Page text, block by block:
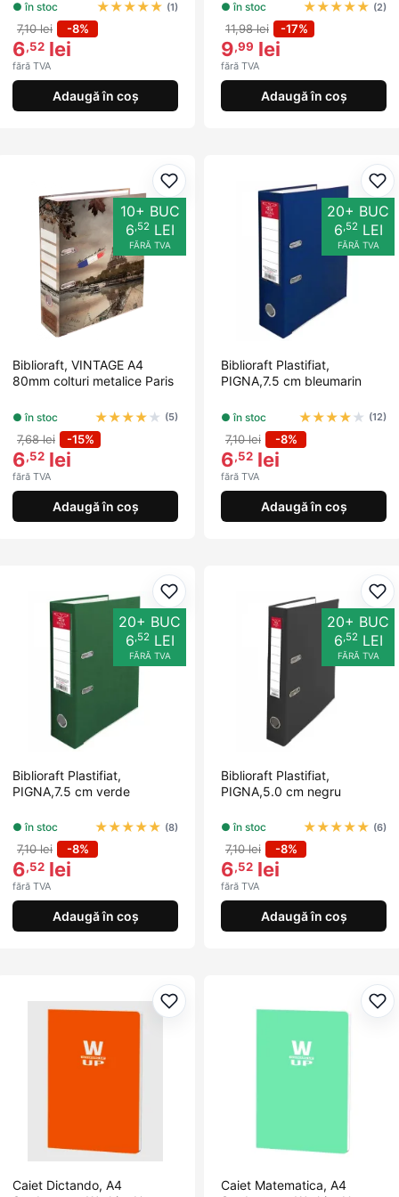
● în stoc ★★★★★ (1)
7,10 lei -8%
6,52 lei
fără TVA
Adaugă în coș
● în stoc ★★★★★ (2)
11,98 lei -17%
9,99 lei
fără TVA
Adaugă în coș
Adaugă la favorite
10+ BUC
6,52LEI
FĂRĂ TVA
Biblioraft, VINTAGE A4
80mm colturi metalice Paris
● în stoc ★★★★ ★ (5)
7,68 lei -15%
6,52 lei
fără TVA
Adaugă în coș
20+ BUC
6,52LEI
FĂRĂ TVA
Biblioraft Plastifiat,
PIGNA,7.5 cm bleumarin
● în stoc ★★★★ ★ (12)
7,10 lei -8%
6,52 lei
fără TVA
Adaugă în coș
Adaugă la favorite
20+ BUC
6,52LEI
FĂRĂ TVA
Biblioraft Plastifiat,
PIGNA,7.5 cm verde
● în stoc ★★★★★ (8)
7,10 lei -8%
6,52 lei
fără TVA
Adaugă în coș
20+ BUC
6,52LEI
FĂRĂ TVA
Biblioraft Plastifiat,
PIGNA,5.0 cm negru
● în stoc ★★★★★ (6)
7,10 lei -8%
6,52 lei
fără TVA
Adaugă în coș
Adaugă la favorite
Caiet Dictando, A4
Caiet Matematica, A4